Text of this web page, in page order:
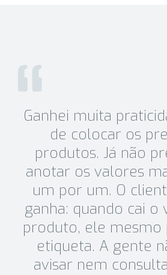
Ganhei muita
de colocar os
produtos. Já não
anotar os valores
um por um. O
ganha: quando cai o
produto, ele mesmo
etiqueta. A gente
avisar nem